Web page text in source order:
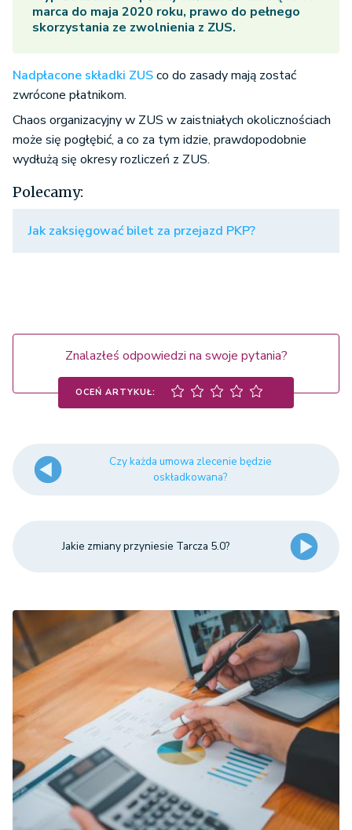
marca do maja 2020 roku, prawo do pełnego
skorzystania ze zwolnienia z ZUS.
Nadpłacone składki ZUSco do zasady mają zostać
zwrócone płatnikom.
Chaos organizacyjny w ZUS w zaistniałych okolicznościach
może się pogłębić, a co za tym idzie, prawdopodobnie
wydłużą się okresy rozliczeń z ZUS.
Polecamy:
Jak zaksięgować bilet za przejazd PKP?
Znalazłeś odpowiedzi na swoje pytania?
OCEŃ ARTYKUŁ:
Czy każda umowa zlecenie będzie
oskładkowana?
Jakie zmiany przyniesie Tarcza 5.0?